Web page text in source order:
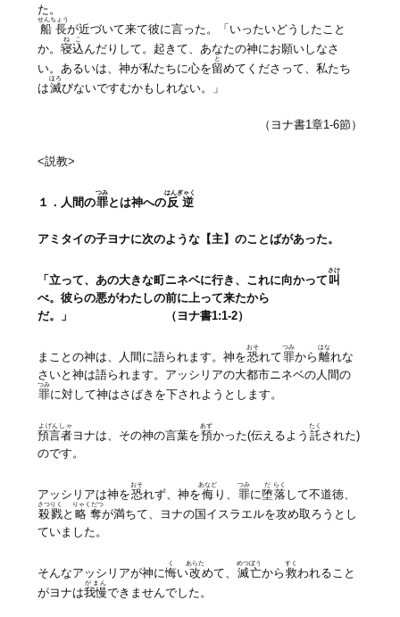
た。
船長
せんちょう
が近づいて来て彼に言った。「いったいどうしたこと
か。寝込
ねこ
んだりして。起きて、あなたの神にお願いしなさ
い。あるいは、神が私たちに心を留
と
めてくださって、私たち
は滅
ほろ
びないですむかもしれない。」
（ヨナ書1章1-6節）
<説教>
１．人間の罪
つみ
とは神への反逆
はんぎゃく
アミタイの子ヨナに次のような【主】のことばがあった。
「立って、あの大きな町ニネベに行き、これに向かって 叫
さけ
べ。彼らの悪がわたしの前に上って来たから
だ。」 （ヨナ書1:1-2）
まことの神は、人間に語られます。神を恐
おそ
れて罪
つみ
から 離
はな
れな
さいと神は語られます。アッシリアの大都市ニネベの人間の
罪
つみ
に対して神はさばきを下されようとします。
預言者
よげんしゃ
ヨナは、その神の言葉を預
あず
かった(伝えるよう 託
たく
された)
のです。
アッシリアは神を恐
おそ
れず、神を侮
あなど
り、 罪
つみ
に堕
だ
落
らく
して不道徳、
殺戮
さつりく
と 略奪
りゃくだつ
が満ちて、ヨナの国イスラエルを攻め取ろうとし
ていました。
そんなアッシリアが神に悔
く
い改
あらた
めて、 滅亡
めつぼう
から 救
すく
われること
がヨナは我慢
がまん
できませんでした。